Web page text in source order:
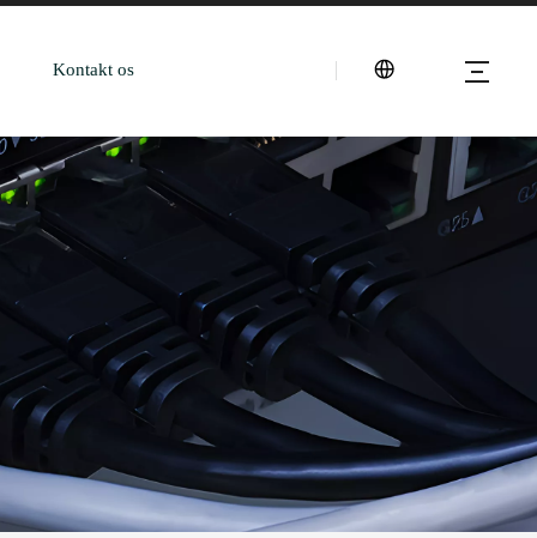
Kontakt os
Hvad er en PoE-injektor? En komplet begynder-til-køber-guide